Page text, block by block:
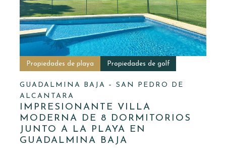
Propiedades de playa Propiedades de golf
GUADALMINA BAJA – SAN PEDRO DE
ALCANTARA
IMPRESIONANTE VILLA
MODERNA DE 8 DORMITORIOS
JUNTO A LA PLAYA EN
GUADALMINA BAJA